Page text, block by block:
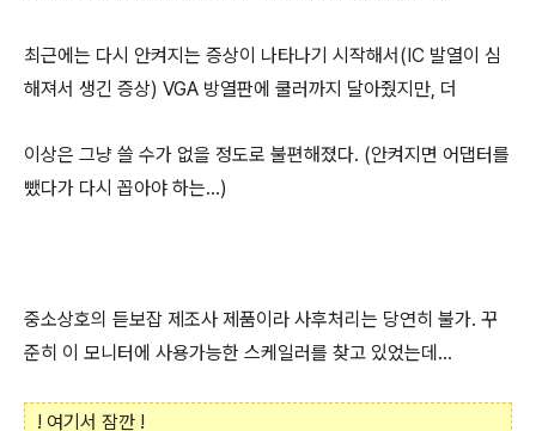
최근에는 다시 안켜지는 증상이 나타나기 시작해서(IC 발열이 심
해져서 생긴 증상) VGA 방열판에 쿨러까지 달아줬지만, 더
이상은 그냥 쓸 수가 없을 정도로 불편해졌다. (안켜지면 어댑터를
뺐다가 다시 꼽아야 하는...)
중소상호의 듣보잡 제조사 제품이라 사후처리는 당연히 불가. 꾸
준히 이 모니터에 사용가능한 스케일러를 찾고 있었는데...
! 여기서 잠깐 !